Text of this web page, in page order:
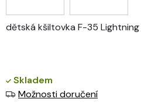
dětská kšiltovka F-35 Lightning
Skladem
Možnosti doručení